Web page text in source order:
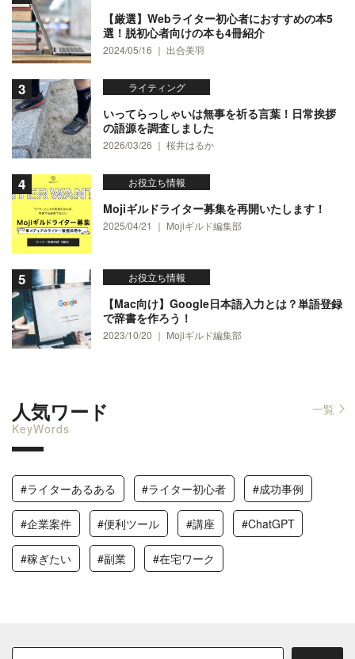
【厳選】Webライター初心者におすすめの本5
選！脱初心者向けの本も4冊紹介
2024/05/16 ｜ 出合美羽
ライティング
いってらっしゃいは無事を祈る言葉！日常挨拶
の語源を調査しました
2026/03/26 ｜ 桜井はるか
お役立ち情報
Mojiギルドライター募集を再開いたします！
2025/04/21 ｜ Mojiギルド編集部
お役立ち情報
【Mac向け】Google日本語入力とは？単語登録
で辞書を作ろう！
2023/10/20 ｜ Mojiギルド編集部
人気ワード
KeyWords
一覧
#ライターあるある #ライター初心者 #成功事例
#企業案件 #便利ツール #講座 #ChatGPT
#稼ぎたい #副業 #在宅ワーク